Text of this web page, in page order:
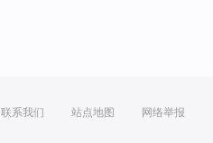
联系我们 站点地图 网络举报